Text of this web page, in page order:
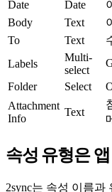
Date
Date
Body
Text
To
Text
Labels
Multi-
select
Folder
Select
Attachment
Info
Text
속성 유형은
2sync는 속성 이름